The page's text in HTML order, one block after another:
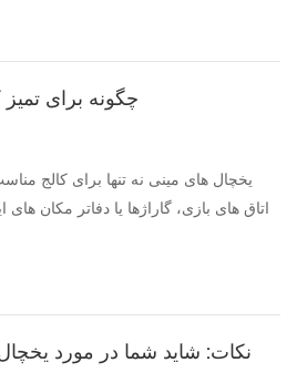
های کوچک مینی ، یخچال و فریزر مینی
مینی برای کافه ها، یخچال های کوچک
چگونه برای
یخچال های مینی نه تنها برای کالج
اتاق های بازی، گاراژها یا دفاتر مکان
پیاده روی کاربران از راه رفتن تمام
با لوازم دیگر، یخچال کوچک باید
نکات: شاید شما در مورد